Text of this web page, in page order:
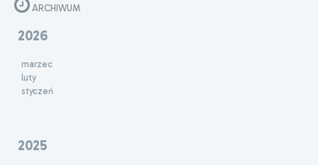
ARCHIWUM
2026
marzec
luty
styczeń
2025